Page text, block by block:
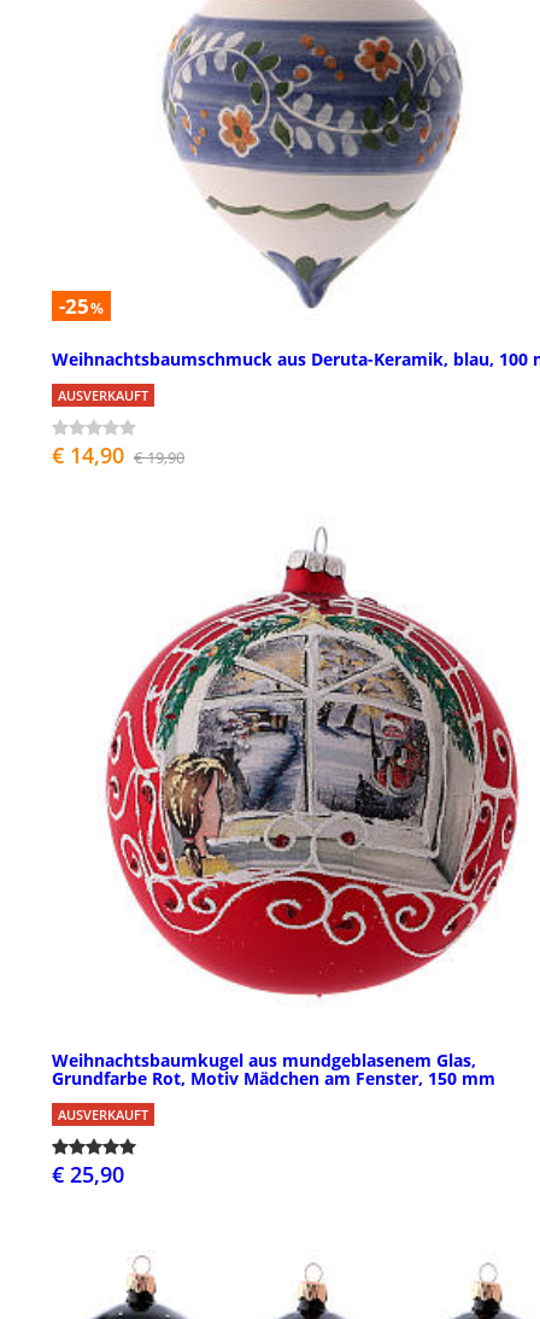
-25%
Weihnachtsbaumschmuck aus Deruta-Keramik, blau, 100
AUSVERKAUFT
€ 14,90 € 19,90
Weihnachtsbaumkugel aus mundgeblasenem Glas,
Grundfarbe Rot, Motiv Mädchen am Fenster, 150 mm
AUSVERKAUFT
€ 25,90